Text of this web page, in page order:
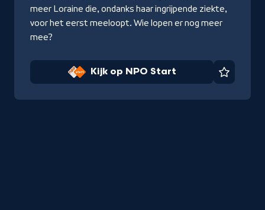
meer Loraine die, ondanks haar ingrijpende ziekte,
voor het eerst meeloopt. Wie lopen er nog meer
mee?
Kijk op NPO Start